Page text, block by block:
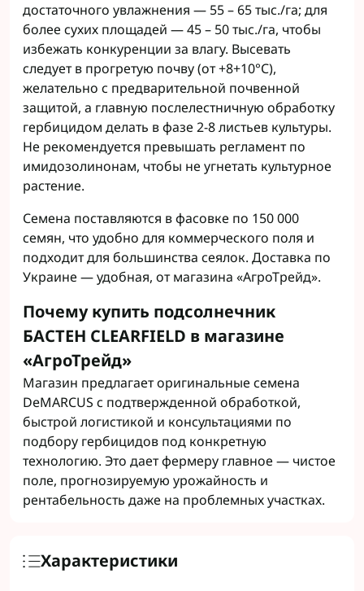
достаточного увлажнения — 55 – 65 тыс./га; для
более сухих площадей — 45 – 50 тыс./га, чтобы
избежать конкуренции за влагу. Высевать
следует в прогретую почву (от +8+10°C),
желательно с предварительной почвенной
защитой, а главную послелестничную обработку
гербицидом делать в фазе 2-8 листьев культуры.
Не рекомендуется превышать регламент по
имидозолинонам, чтобы не угнетать культурное
растение.
Семена поставляются в фасовке по 150 000
семян, что удобно для коммерческого поля и
подходит для большинства сеялок. Доставка по
Украине — удобная, от магазина «АгроТрейд».
Почему купить подсолнечник
БАСТЕН CLEARFIELD в магазине
«АгроТрейд»
Магазин предлагает оригинальные семена
DeMARCUS с подтвержденной обработкой,
быстрой логистикой и консультациями по
подбору гербицидов под конкретную
технологию. Это дает фермеру главное — чистое
поле, прогнозируемую урожайность и
рентабельность даже на проблемных участках.
Характеристики